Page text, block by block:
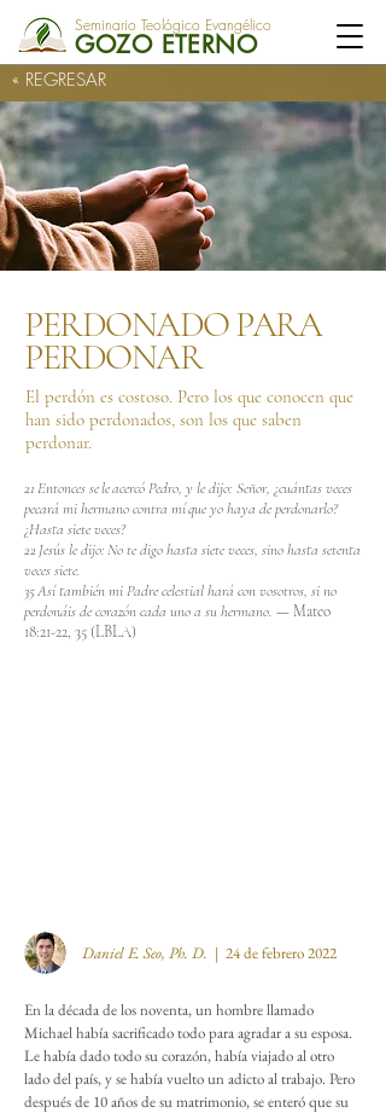
Seminario Teológico Evangélico
GOZO ETERNO
« REGRESAR
PERDONADO PARA
PERDONAR
El perdón es costoso. Pero los que conocen que
han sido perdonados, son los que saben
perdonar.
21 Entonces se le acercó Pedro, y le dijo: Señor, ¿cuántas veces
pecará mi hermano contra mí que yo haya de perdonarlo?
¿Hasta siete veces?
22 Jesús le dijo: No te digo hasta siete veces, sino hasta setenta
veces siete.
35 Así también mi Padre celestial hará con vosotros, si no
perdonáis de corazón cada uno a su hermano. — Mateo
18:21-22, 35 (LBLA)
Daniel E. Seo, Ph. D. | 24 de febrero2022
En la década de los noventa, un hombre llamado
Michael había sacrificado todo para agradar a su esposa.
Le había dado todo su corazón, había viajado al otro
lado del país, y se había vuelto un adicto al trabajo. Pero
después de 10 años de su matrimonio, se enteró que su